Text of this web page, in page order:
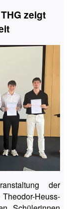
zeigt
der
Heuss-